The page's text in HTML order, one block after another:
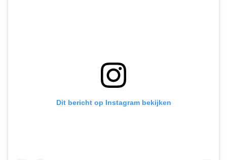
Dit bericht op Instagram bekijken